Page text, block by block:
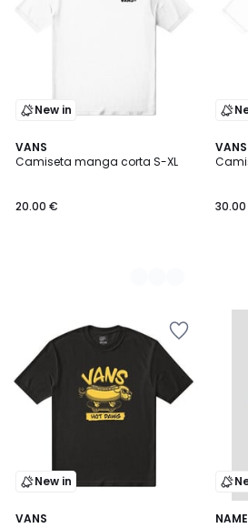
New in
VANS
Camiseta manga corta S-XL
20.00 €
3
Colores
VANS
New in
VANS
2